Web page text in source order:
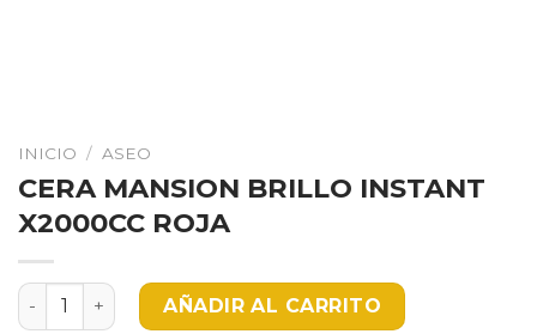
INICIO / ASEO
CERA MANSION BRILLO INSTANT
X2000CC ROJA
CERA MANSION BRILLO INSTANT X2000CC ROJA
AÑADIR AL CARRITO